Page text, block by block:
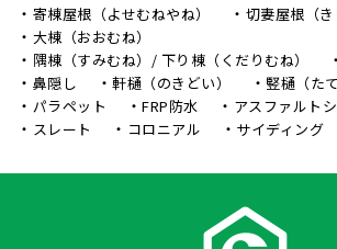
寄棟屋根（よせむねやね）
切妻屋根（き
大棟（おおむね）
隅棟（すみむね）/ 下り棟（くだりむね）
鼻隠し
軒樋（のきどい）
竪樋（た
パラペット
FRP防水
アスファルト
スレート
コロニアル サイディング